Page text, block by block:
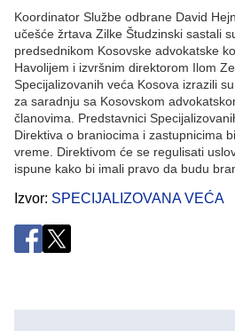
Koordinator Službe odbrane David
učešće žrtava Zilke Študzinski sastali
predsednikom Kosovske advokatske
Havolijem i izvršnim direktorom Ilom
Specijalizovanih veća Kosova izrazili
za saradnju sa Kosovskom
članovima. Predstavnici
Direktiva o braniocima i zastupnicima
vreme. Direktivom će se regulisati
ispune kako bi imali pravo da budu
Izvor SPECIJALIZOVANA VEĆA